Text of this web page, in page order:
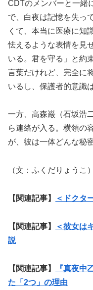
CDTのメンバーと一緒
で、白夜は記憶を失っ
くて、本当に医療に知
怯えるような表情を見
いる。君を守る」と約
言葉だけれど、完全に
いるし、保護者的意識
一方、高森巌（石坂浩
ら連絡が入る。横領の
が、彼は一体どんな秘
（文：ふくだりょうこ）
【関連記事】 ＜ドクタ
【関連記事】
＜彼女は
説
【関連記事】
『真夜中
た「2つ」の理由